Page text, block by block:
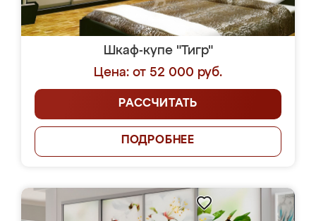
Шкаф-купе "Тигр"
Цена: от 52 000 руб.
РАССЧИТАТЬ
ПОДРОБНЕЕ